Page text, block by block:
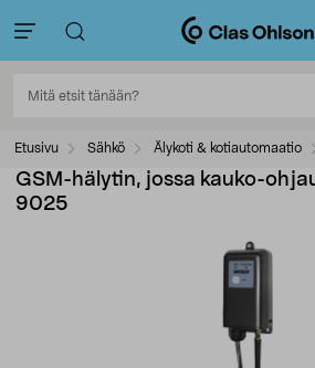
Etusivu Sähkö Älykoti & kotiautomaatio
GSM-hälytin, jossa kauko-
9025